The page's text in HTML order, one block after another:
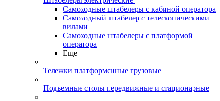
Самоходные штабелеры с кабиной оператора
Самоходный штабелер с телескопическими
вилами
Самоходные штабелеры с платформой
оператора
Еще
Тележки платформенные грузовые
Подъемные столы передвижные и стационарные